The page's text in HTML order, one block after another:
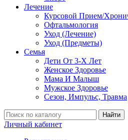
Лечение
Курсовой Прием/
Офтальмология
Уход (Лечение)
Уход (Предметы)
Семья
Дети От 3-Х Лет
Женское Здоровье
Мама И Малыш
Мужское Здоровье
Сезон, Импульс, Травма
Найти
Личный кабинет